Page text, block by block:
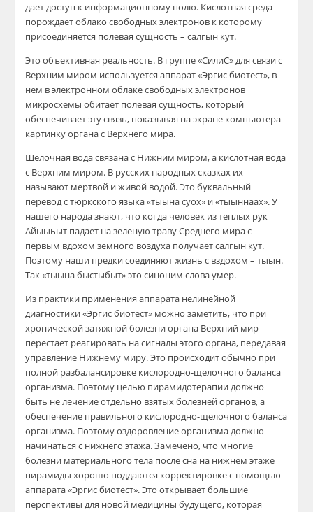
дает доступ к информационному полю. Кислотная среда
порождает облако свободных электронов к которому
присоединяется полевая сущность – салгын кут.
Это объективная реальность. В группе «СилиС» для связи с
Верхним миром используется аппарат «Эргис биотест», в
нём в электронном облаке свободных электронов
микросхемы обитает полевая сущность, который
обеспечивает эту связь, показывая на экране компьютера
картинку органа с Верхнего мира.
Щелочная вода связана с Нижним миром, а кислотная вода
с Верхним миром. В русских народных сказках их
называют мертвой и живой водой. Это буквальный
перевод с тюркского языка «тыына суох» и «тыыннаах». У
нашего народа знают, что когда человек из теплых рук
Айыыһыт падает на зеленую траву Среднего мира с
первым вдохом земного воздуха получает салгын кут.
Поэтому наши предки соединяют жизнь с вздохом – тыын.
Так «тыына быстыбыт» это синоним слова умер.
Из практики применения аппарата нелинейной
диагностики «Эргис биотест» можно заметить, что при
хронической затяжной болезни органа Верхний мир
перестает реагировать на сигналы этого органа, передавая
управление Нижнему миру. Это происходит обычно при
полной разбалансировке кислородно-щелочного баланса
организма. Поэтому целью пирамидотерапии должно
быть не лечение отдельно взятых болезней органов, а
обеспечение правильного кислородно-щелочного баланса
организма. Поэтому оздоровление организма должно
начинаться с нижнего этажа. Замечено, что многие
болезни материального тела после сна на нижнем этаже
пирамиды хорошо поддаются корректировке с помощью
аппарата «Эргис биотест». Это открывает большие
перспективы для новой медицины будущего, которая